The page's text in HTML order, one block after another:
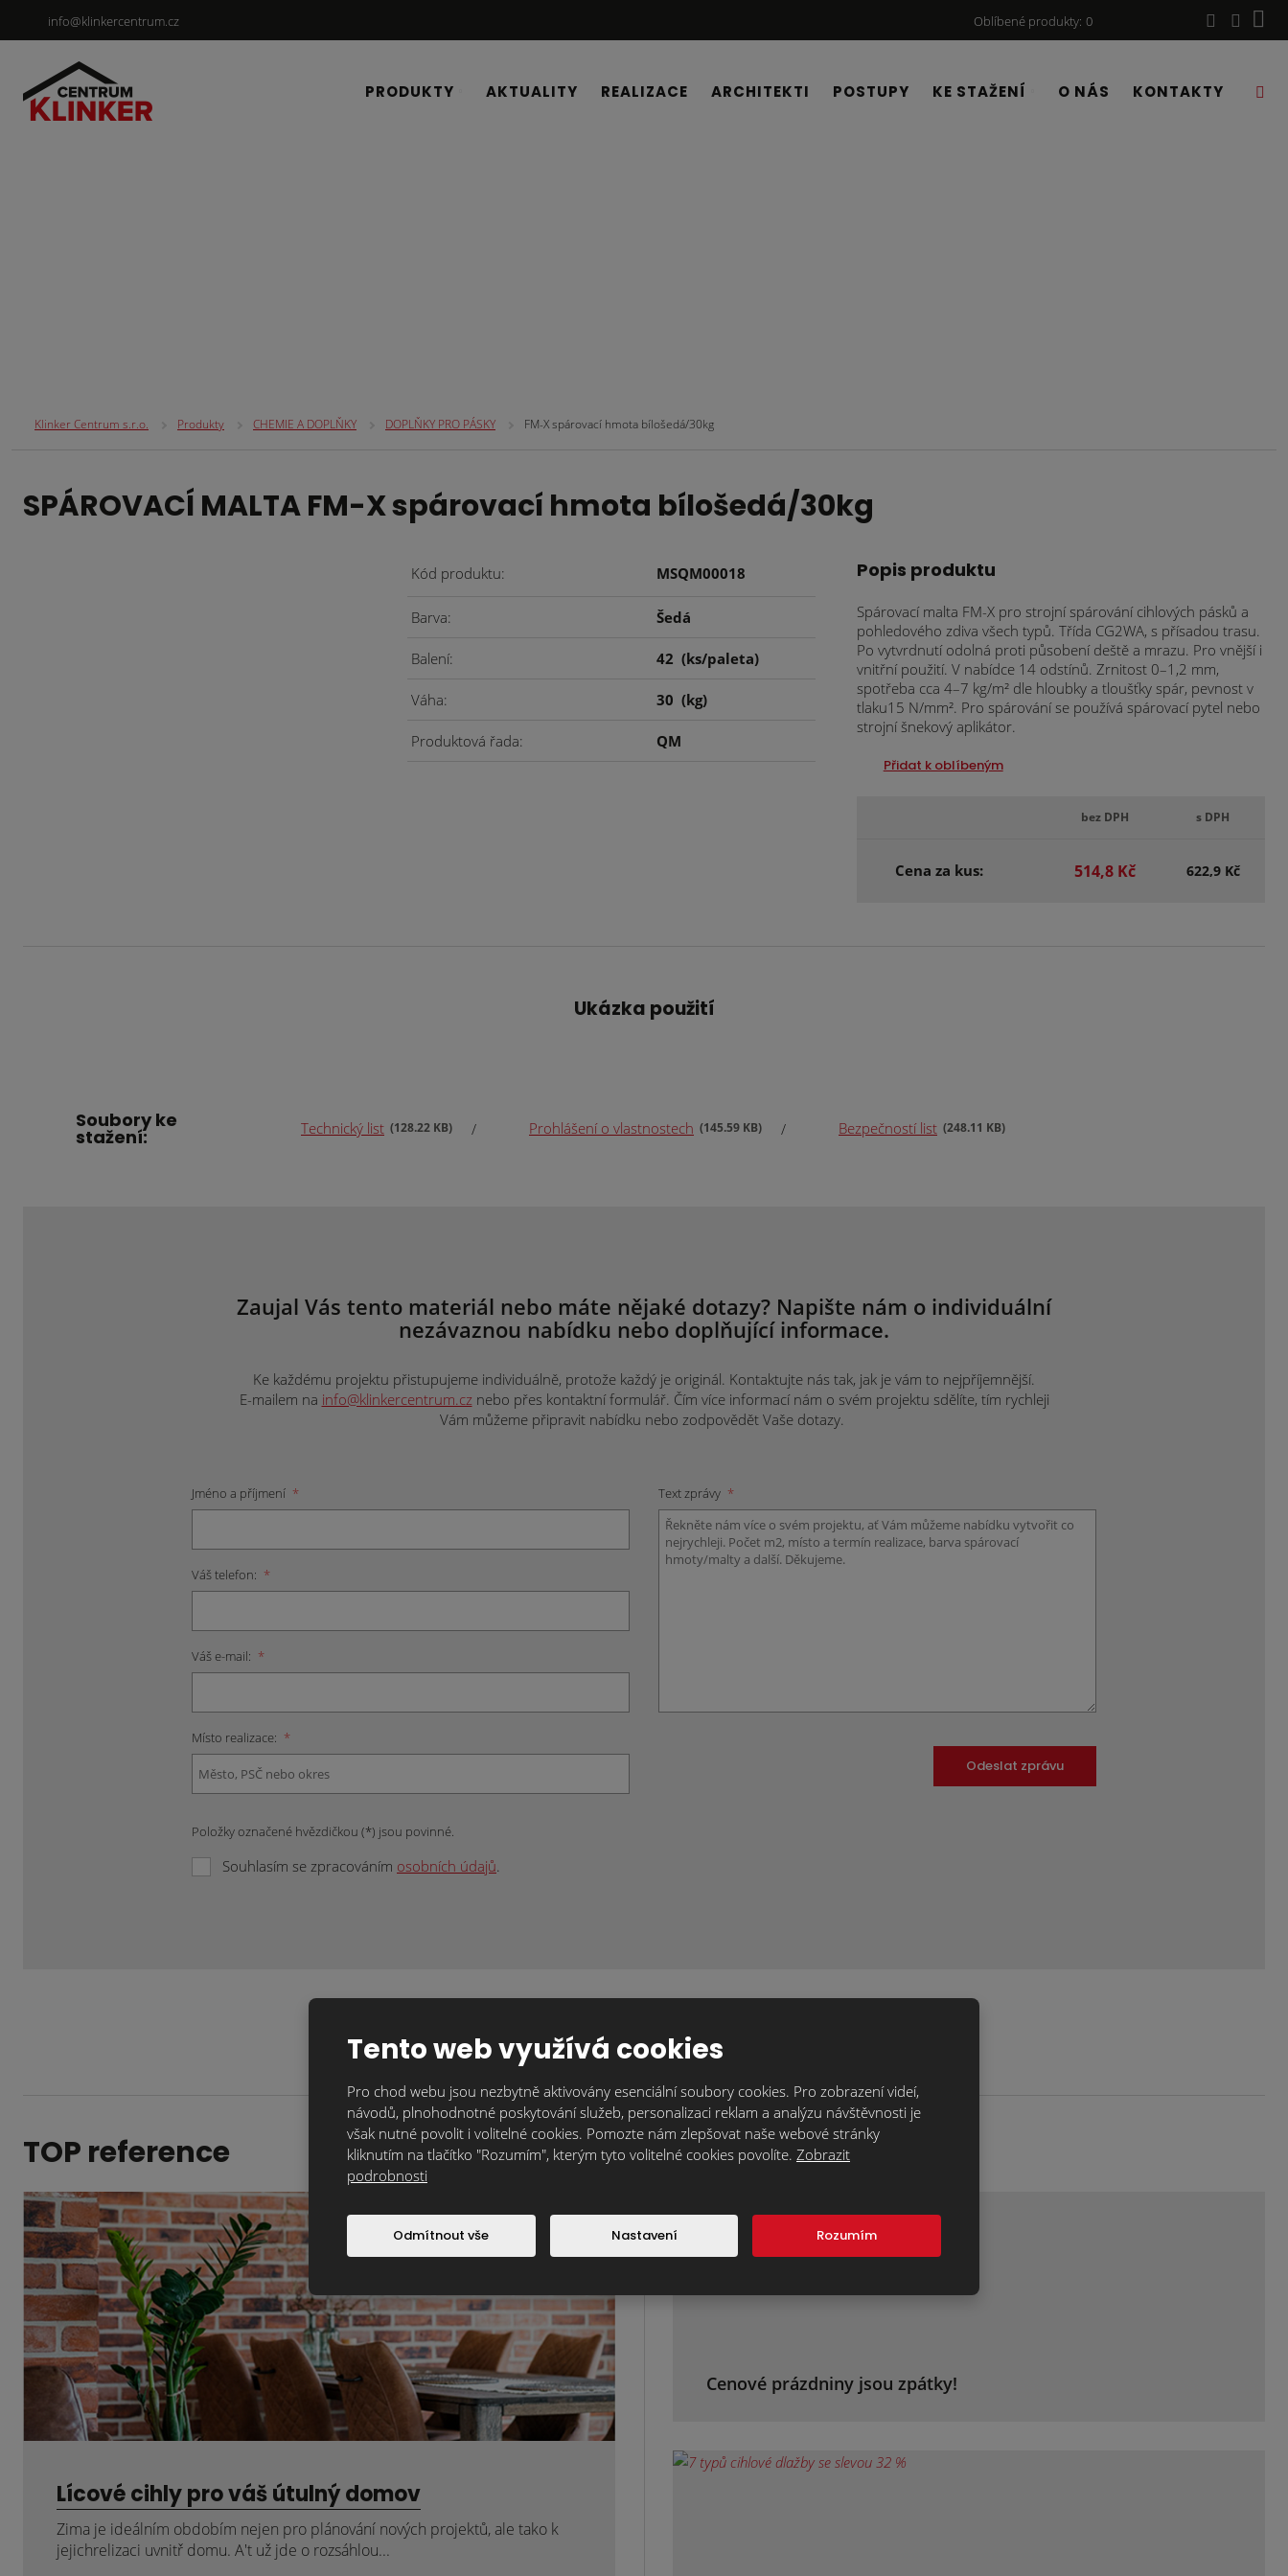
info@klinkercentrum.cz Oblíbené produkty 0
PRODUKTY AKTUALITY REALIZACE ARCHITEKTI POSTUPY KE STAŽENÍ O NÁS KONTAKTY
Klinker Centrum s.r.o. Produkty CHEMIE A DOPLŇKY DOPLŇKY PRO PÁSKY FM-X spárovací hmota bílošedá/30kg
SPÁROVACÍ MALTA FM-X spárovací hmota bílošedá/30kg
Kód produktu MSQM00018
Barva Šedá
Balení 42(ks/paleta)
Váha 30(kg)
Produktová řada QM
Popis produktu
Spárovací malta FM-X pro strojní spárování cihlových pásků a
pohledového zdiva všech typů. Třída CG2WA, s přísadou trasu.
Po vytvrdnutí odolná proti působení deště a mrazu. Pro vnější i
vnitřní použití. V nabídce 14 odstínů. Zrnitost 0–1,2 mm,
spotřeba cca 4–7 kg/m² dle hloubky a tloušťky spár, pevnost v
tlaku15 N/mm². Pro spárování se používá spárovací pytel nebo
strojní šnekový aplikátor.
Přidat k oblíbeným
bez DPH s DPH
Cena za kus: 514,8 Kč 622,9 Kč
Ukázka použití
Soubory ke
stažení: Technický list 128.22 KB Prohlášení o vlastnostech 145.59 KB Bezpečností list 248.11 KB
Zaujal Vás tento materiál nebo máte nějaké dotazy? Napište nám o individuální
nezávaznou nabídku nebo doplňující informace.
Ke každému projektu přistupujeme individuálně, protože každý je originál. Kontaktujte nás tak, jak je vám to nejpříjemnější.
E-mailem na info@klinkercentrum.cz nebo přes kontaktní formulář. Čím více informací nám o svém projektu sdělíte, tím rychleji
Vám můžeme připravit nabídku nebo zodpovědět Vaše dotazy.
Jméno a příjmení *
Váš telefon: *
Váš e-mail: *
Místo realizace: *
Položky označené hvězdičkou (*) jsou povinné.
Souhlasím se zpracováním osobních údajů.
Text zprávy *
Odeslat zprávu
TOP reference
Lícové cihly pro váš útulný domov
Zima je ideálním obdobím nejen pro plánování nových projektů, ale tako k
jejichrelizaci uvnitř domu. A't už jde o rozsáhlou...
Magazín klinker
Cenové prázdniny jsou zpátky!
Tento web využívá cookies
Pro chod webu jsou nezbytně aktivovány esenciální soubory cookies. Pro zobrazení videí,
návodů, plnohodnotné poskytování služeb, personalizaci reklam a analýzu návštěvnosti je
však nutné povolit i volitelné cookies. Pomozte nám zlepšovat naše webové stránky
kliknutím na tlačítko "Rozumím", kterým tyto volitelné cookies povolíte. Zobrazit
podrobnosti
Odmítnout vše Nastavení Rozumím